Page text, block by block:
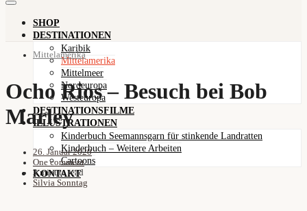
SHOP
DESTINATIONEN
Karibik
Mittelamerika
Mittelmeer
Nordeuropa
Westeuropa
DESTINATIONSFILME
ILLUSTRATIONEN
Kinderbuch Seemannsgarn für stinkende Landratten
Kinderbuch – Weitere Arbeiten
Cartoons
KONTAKT
Mittelamerika
Ocho Rios – Besuch bei Bob
Marley
26. Januar 2020
One comment
3 minute read
Silvia Sonntag